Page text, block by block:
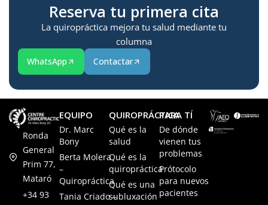
Reserva tu primera cita
La quiropráctica mejora tu salud mediante tu
columna
WhatsApp Contactar
Ronda
General
Prim 77,
Mataró
+34 93
EQUIPO
Dr. Marc
Bony
Berta Molera
–
Quiropráctica
Tania Criado –
QUIROPRÁCTICA
Qué es la
salud
Qué es la
quiropráctica
Qué es una
subluxación
PARA TÍ
De dónde
vienen tus
problemas
Prótocolo
para nuevos
pacientes